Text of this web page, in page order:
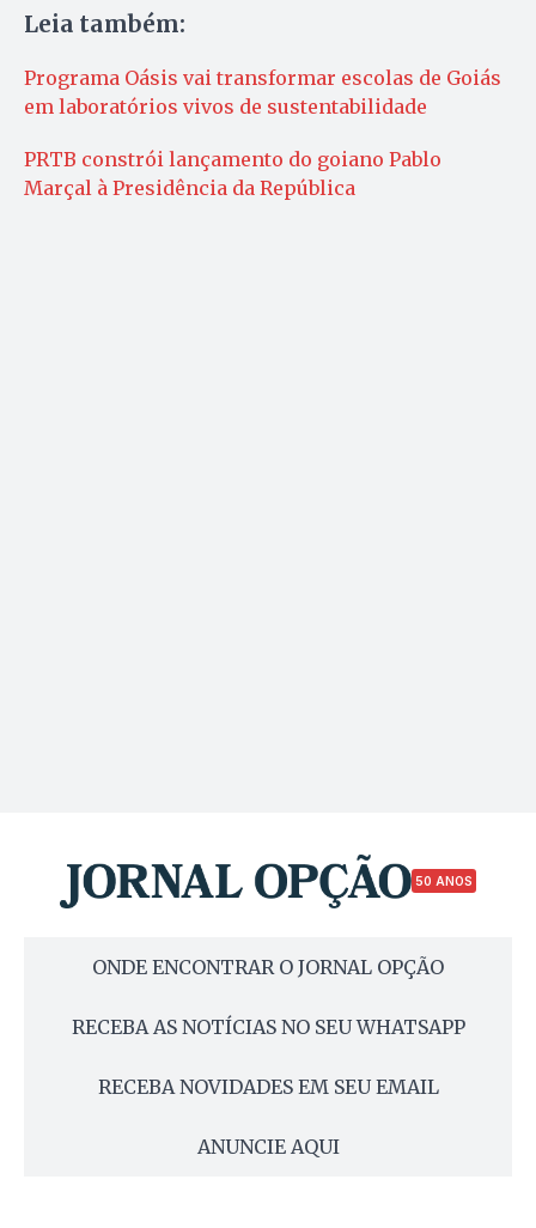
Leia também:
Programa Oásis vai transformar escolas de Goiás
em laboratórios vivos de sustentabilidade
PRTB constrói lançamento do goiano Pablo
Marçal à Presidência da República
50 ANOS
ONDE ENCONTRAR O JORNAL OPÇÃO
RECEBA AS NOTÍCIAS NO SEU WHATSAPP
RECEBA NOVIDADES EM SEU EMAIL
ANUNCIE AQUI